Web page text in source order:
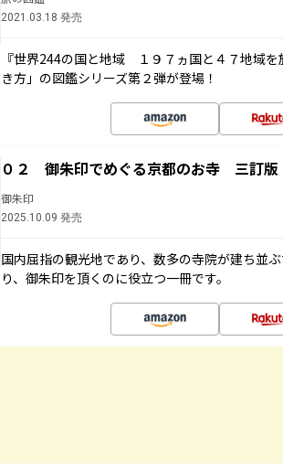
2021.03.18 発売
『世界244の国と地域 １９７ヵ国と４７地域
き方」の図鑑シリーズ第２弾が登場！
０２ 御朱印でめぐる京都のお寺 三訂版
御朱印
2025.10.09 発売
国内屈指の観光地であり、数多の寺院が建ち並
り、御朱印を頂くのに役立つ一冊です。